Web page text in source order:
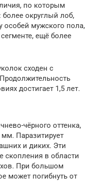
по которым
округлый лоб,
особей мужского пола,
ещё более
сходен с
достигает 1,5 лет.
чёрного оттенка,
Паразитирует
и диких. Эти
в области
При большом
может погибнуть от